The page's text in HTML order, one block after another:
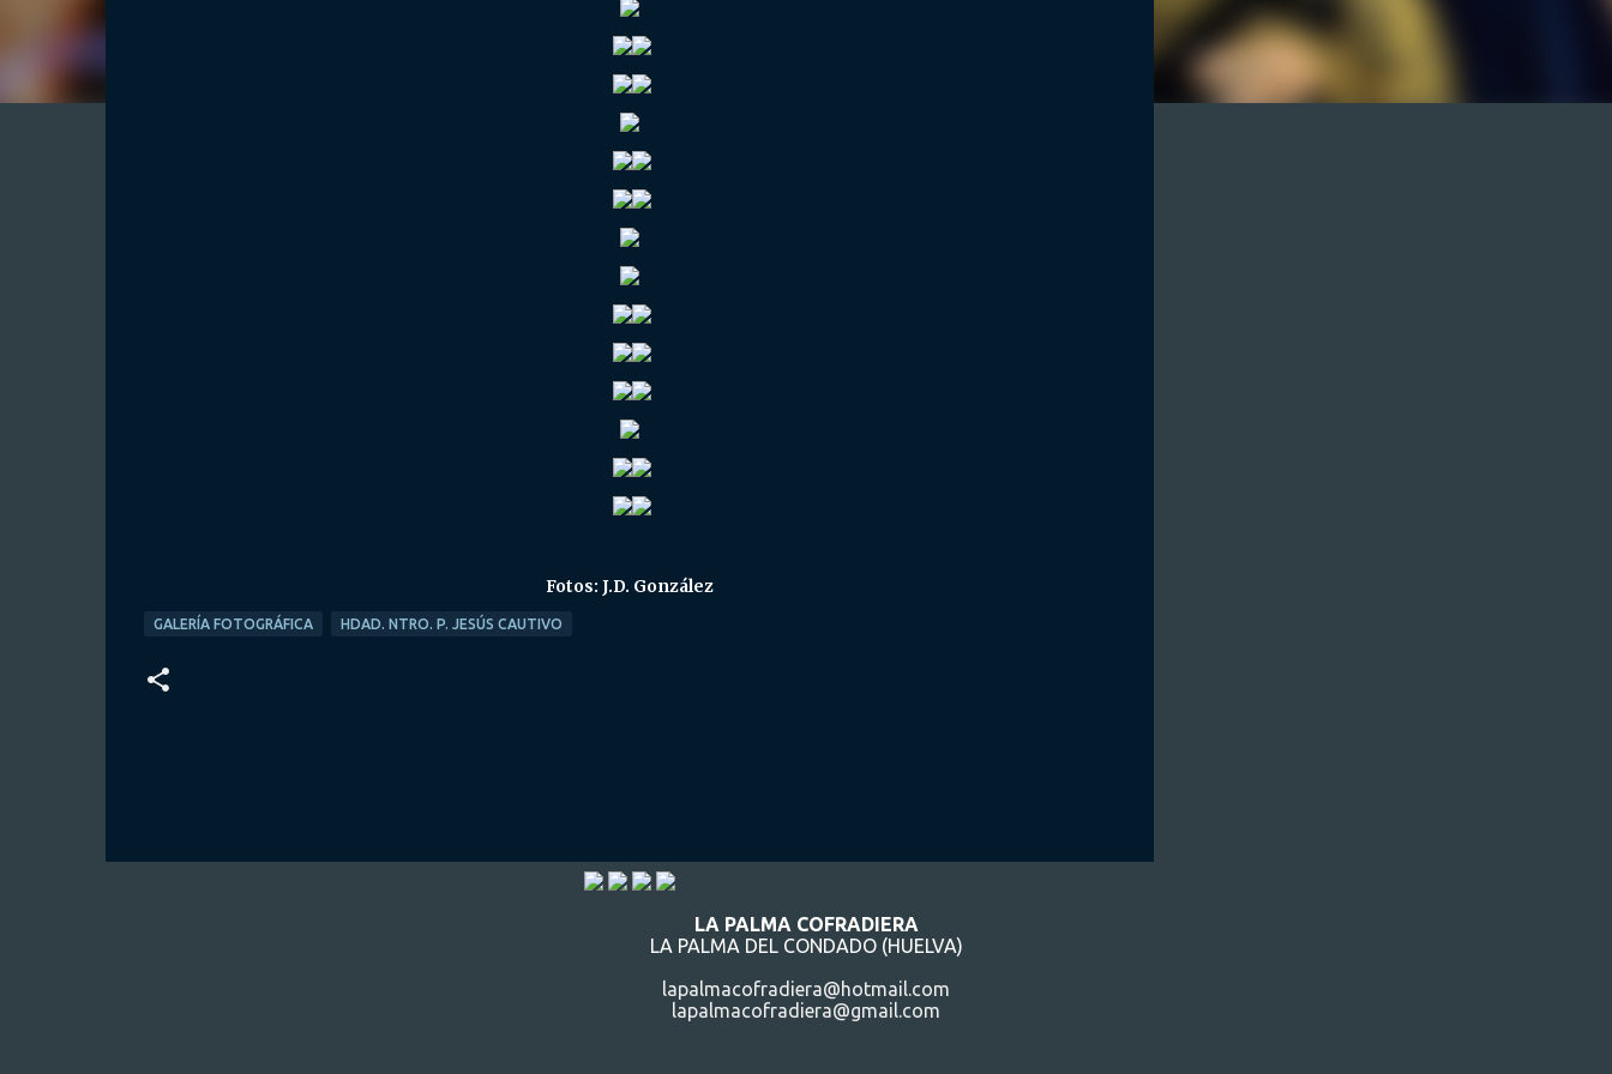
Fotos: J.D. González
GALERÍA FOTOGRÁFICA HDAD. NTRO. P. JESÚS CAUTIVO
LA PALMA COFRADIERA
LA PALMA DEL CONDADO (HUELVA)
lapalmacofradiera@hotmail.com
lapalmacofradiera@gmail.com